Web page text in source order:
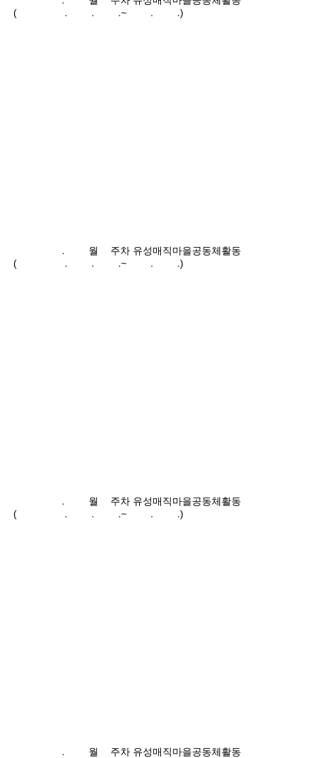
(2024.11.11.~11.17.)
2024.11월1주차 유성매직마을공동체활동
(2024.11.04.~11.10.)
2024.10월5주차 유성매직마을공동체활동
(2024.10.28.~11.03.)
2024.10월4주차 유성매직마을공동체활동